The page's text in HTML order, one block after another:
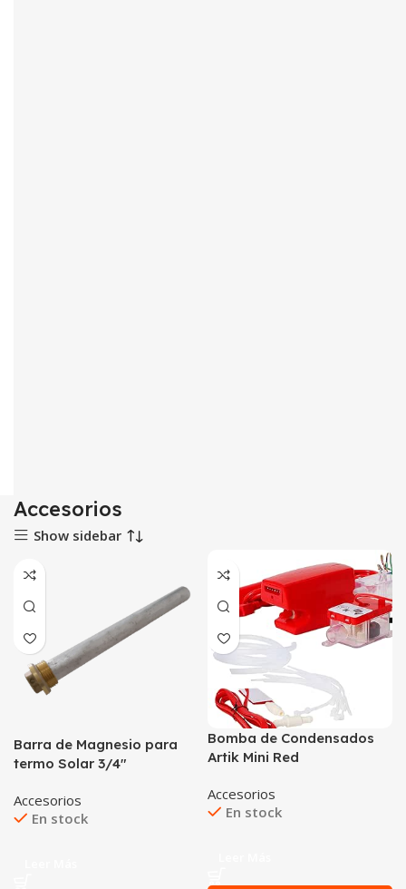
Accesorios
Show sidebar
Barra de Magnesio para
termo Solar 3/4″
Accesorios
En stock
Bomba de Condensados
Artik Mini Red
Accesorios
En stock